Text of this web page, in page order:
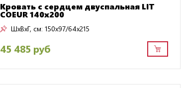
Кровать с сердцем двуспальная LIT
COEUR 140х200
ШxВxГ, см: 150x97/64x215
45 485 руб